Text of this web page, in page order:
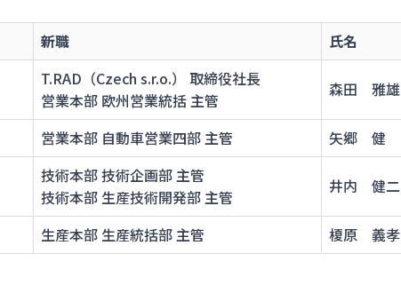
新職
氏名
T.RAD（Czech s.r.o.） 取締役社長
営業本部 欧州営業統括 主管
森田 雅雄
営業本部 自動車営業四部 主管 矢郷 健
技術本部 技術企画部 主管
技術本部 生産技術開発部 主管
井内 健二
生産本部 生産統括部 主管 榎原 義孝